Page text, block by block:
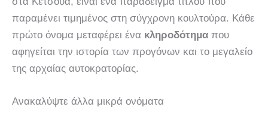
παραμένει τιμημένος στη σύγχρονη κουλτούρα. Κάθε
πρώτο όνομα μεταφέρει ένα κληροδότημα που
αφηγείται την ιστορία των προγόνων και το μεγαλείο
της αρχαίας αυτοκρατορίας.
Ανακαλύψτε άλλα μικρά ονόματα